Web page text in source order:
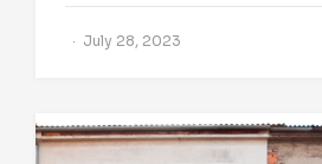
July 28, 2023